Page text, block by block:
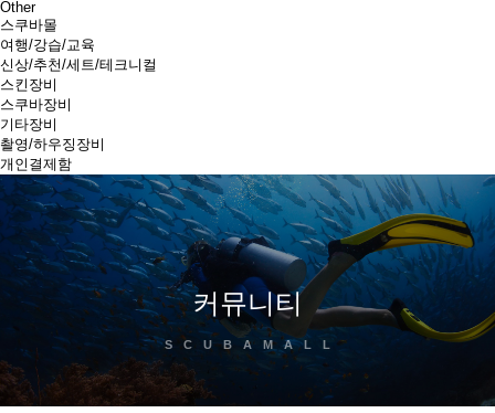
Other
스쿠바몰
여행/강습/교육
신상/추천/세트/테크니컬
스킨장비
스쿠바장비
기타장비
촬영/하우징장비
개인결제함
커뮤니티
SCUBAMALL